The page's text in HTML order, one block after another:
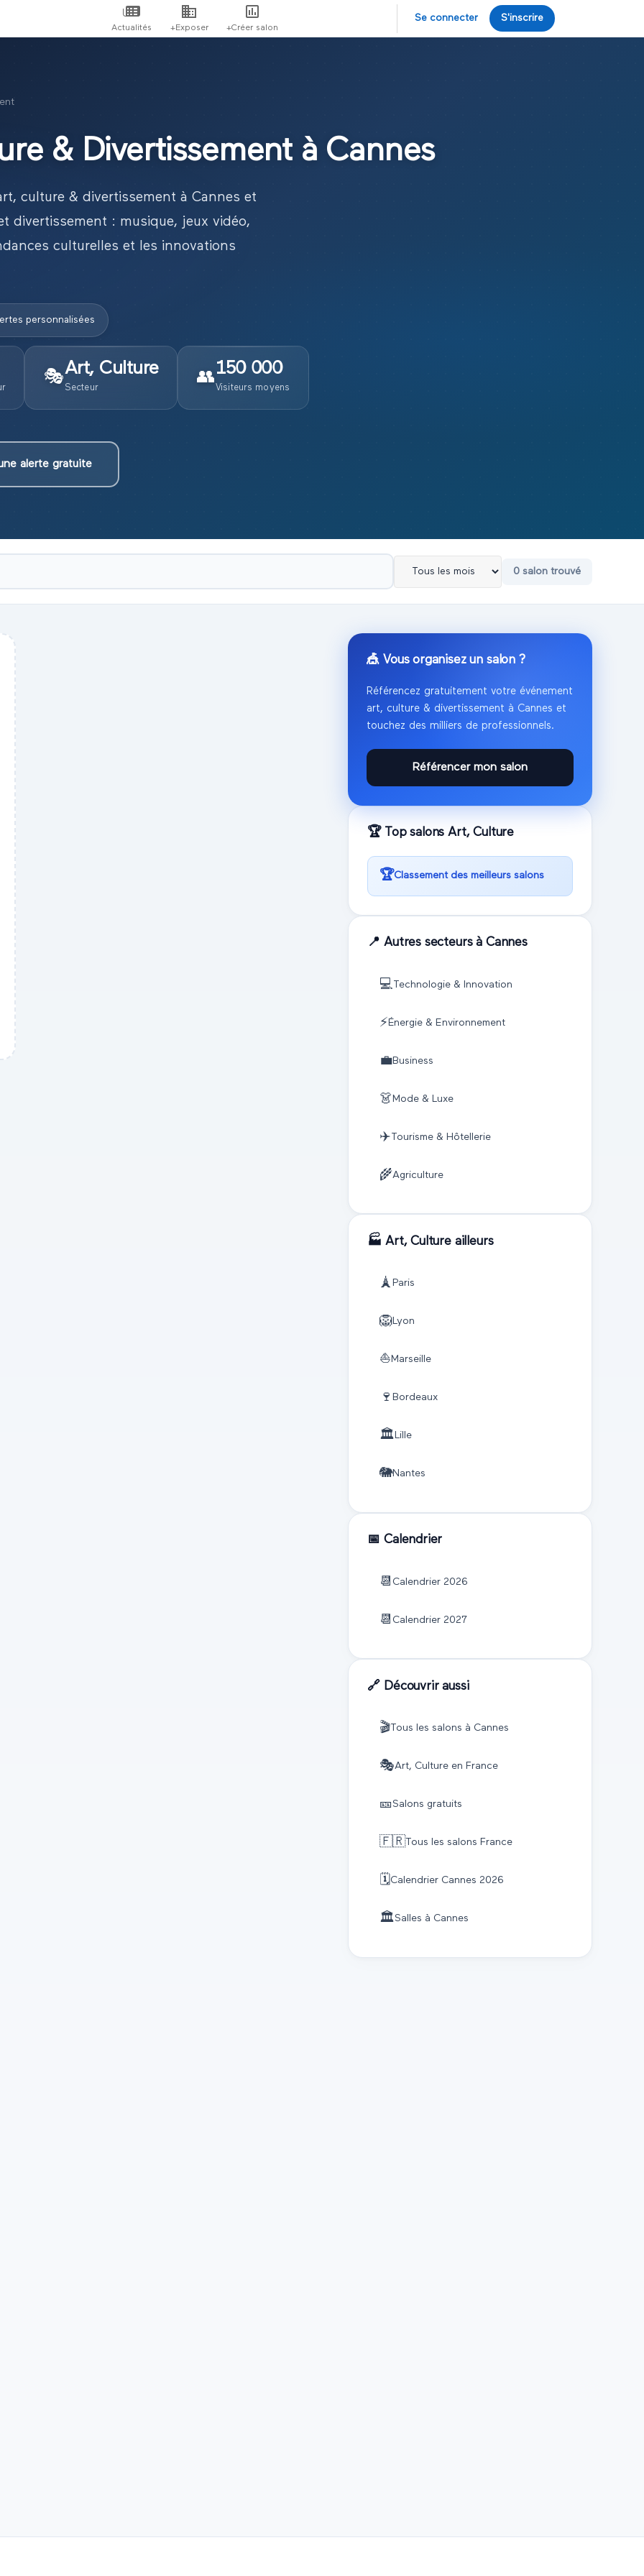
Actualités +Exposer +Créer salon
Se connecter S'inscrire
& Divertissementà Cannes
culture & divertissement à Cannes et
divertissement : musique, jeux vidéo,
culturelles et les innovations
personnalisées
🎭Art, Culture
Secteur
👥150 000
Visiteurs moyens
alerte gratuite
0 salon trouvé
🎪 Vous organisez un salon ?
Référencez gratuitement votre événement
art, culture & divertissement à Cannes et
touchez des milliers de professionnels.
Référencer mon salon
🏆 Top salonsArt, Culture
🏆Classement des meilleurs salons
📍 Autres secteurs à Cannes
💻 Technologie & Innovation
⚡ Énergie & Environnement
💼Business
👗 Mode & Luxe
✈️ Tourisme & Hôtellerie
🌾Agriculture
🏭Art, Cultureailleurs
🗼 Paris
🦁Lyon
⛵ Marseille
🍷 Bordeaux
🏛️ Lille
🐘Nantes
📅 Calendrier
📆 Calendrier 2026
📆 Calendrier 2027
🔗 Découvrir aussi
🎬Tous les salons à Cannes
🎭Art, Cultureen France
🎫Salons gratuits
🇫🇷Tous les salons France
🗓️Calendrier Cannes 2026
🏛️Salles à Cannes